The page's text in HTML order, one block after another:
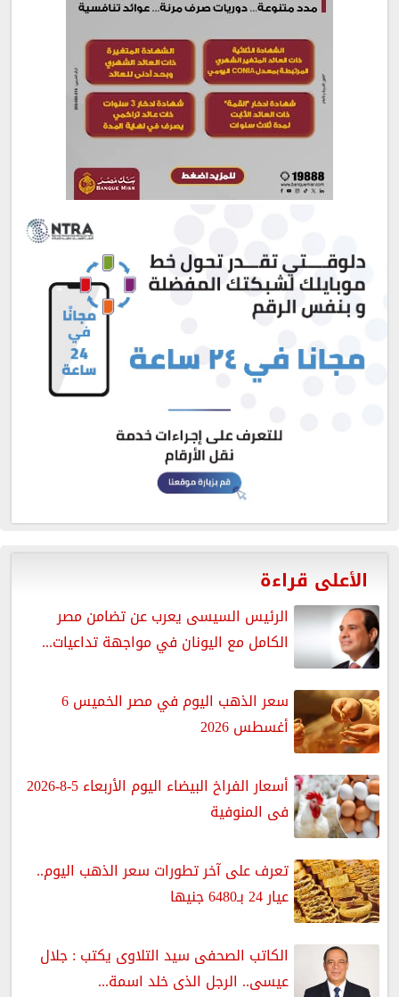
الأعلى قراءة
الرئيس السيسى يعرب عن تضامن مصر
الكامل مع اليونان في مواجهة تداعيات...
سعر الذهب اليوم في مصر الخميس 6
أغسطس 2026
أسعار الفراخ البيضاء اليوم الأربعاء 5-8-2026
فى المنوفية
تعرف على آخر تطورات سعر الذهب اليوم..
عيار 24 بـ6480 جنيها
الكاتب الصحفى سيد التلاوى يكتب : جلال
عيسى.. الرجل الذى خلد اسمة...